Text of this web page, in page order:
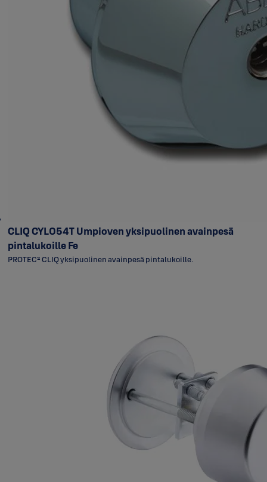
CLIQ CYL054T Umpioven yksipuolinen avainpesä
pintalukoille Fe
PROTEC² CLIQ yksipuolinen avainpesä pintalukoille.